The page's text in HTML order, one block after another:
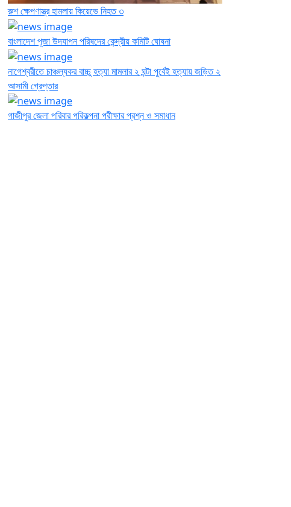
রুশ ক্ষেপণাস্ত্র হামলায় কিয়েভে নিহত ৩
বাংলাদেশ পূজা উদযাপন পরিষদের কেন্দ্রীয় কমিটি ঘোষনা
নাগেশ্বরীতে চাঞ্চল্যকর বাচ্চু হত্যা মামলার ২ ঘন্টা পুর্বেই হত্যায় জড়িত ২
আসামী গ্রেপ্তার
গাজীপুর জেলা পরিবার পরিকল্পনা পরীক্ষার প্রশ্ন ও সমাধান